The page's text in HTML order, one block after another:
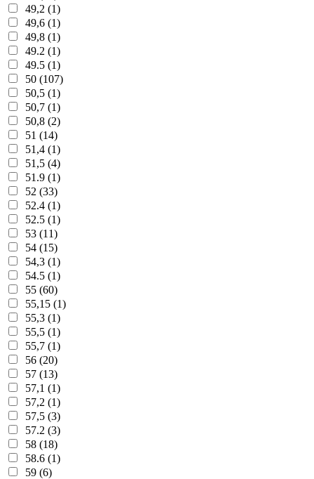
49,2 (1)
49,6 (1)
49,8 (1)
49.2 (1)
49.5 (1)
50 (107)
50,5 (1)
50,7 (1)
50,8 (2)
51 (14)
51,4 (1)
51,5 (4)
51.9 (1)
52 (33)
52.4 (1)
52.5 (1)
53 (11)
54 (15)
54,3 (1)
54.5 (1)
55 (60)
55,15 (1)
55,3 (1)
55,5 (1)
55,7 (1)
56 (20)
57 (13)
57,1 (1)
57,2 (1)
57,5 (3)
57.2 (3)
58 (18)
58.6 (1)
59 (6)